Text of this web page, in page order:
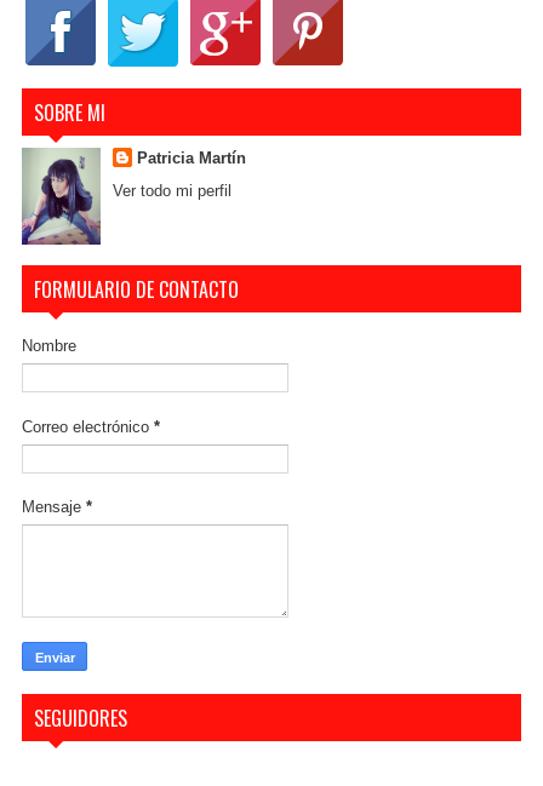
SOBRE MI
Patricia Martín
Ver todo mi perfil
FORMULARIO DE CONTACTO
Nombre
Correo electrónico *
Mensaje *
SEGUIDORES